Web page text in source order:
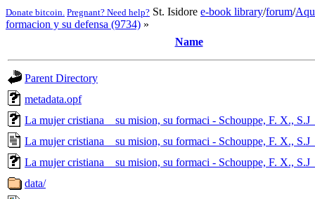
Donate bitcoin. Pregnant? Need help? St. Isidore e-book library/forum/
formacion y su defensa (9734) »
Name
Parent Directory
metadata.opf
La mujer cristiana _ su mision, su formaci - Schouppe, F. X.,
La mujer cristiana _ su mision, su formaci - Schouppe, F. X.,
La mujer cristiana _ su mision, su formaci - Schouppe, F. X.,
data/